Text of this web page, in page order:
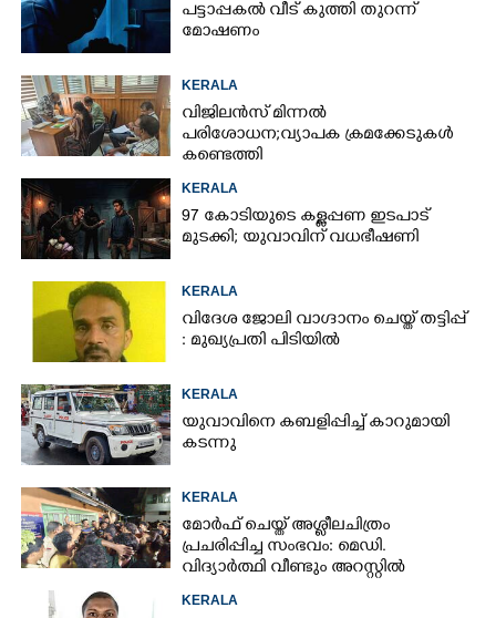
പട്ടാപ്പകൽ വീട് കുത്തി തുറന്ന്
മോഷണം
KERALA
വിജിലൻസ് മിന്നൽ
പരിശോധന; വ്യാപക ക്രമക്കേടുകൾ
കണ്ടെത്തി
KERALA
97 കോടിയുടെ കള്ളപ്പണ ഇടപാട്
മുടക്കി; യുവാവിന് വധഭീഷണി
KERALA
വിദേശ ജോലി വാഗ്ദാനം ചെയ്ത് തട്ടിപ്പ്
: മുഖ്യപ്രതി പിടിയിൽ
KERALA
യുവാവിനെ കബളിപ്പിച്ച് കാറുമായി
കടന്നു
KERALA
മോർഫ് ചെയ്ത് അശ്ലീലചിത്രം
പ്രചരിപ്പിച്ച സംഭവം: മെഡി.
വിദ്യാർത്ഥി വീണ്ടും അറസ്റ്റിൽ
KERALA